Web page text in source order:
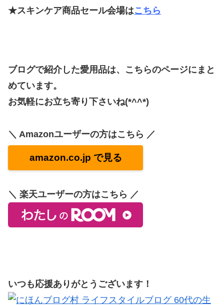
★スキンケア商品セール会場はこちら
ブログで紹介した愛用品は、こちらのページにまと
めています。
お気軽にお立ち寄り下さいね(*^^*)
＼ Amazonユーザーの方はこちら ／
amazon.co.jp で見る
＼ 楽天ユーザーの方はこちら ／
いつも応援ありがとうございます！